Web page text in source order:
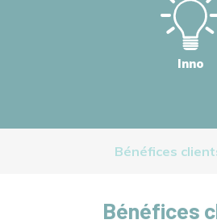
Inno
Bénéfices
Bénéfices